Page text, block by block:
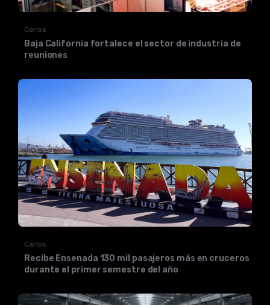
Carlos
Baja California fortalece el sector de industria de
reuniones
Carlos
Recibe Ensenada 130 mil pasajeros más en cruceros
durante el primer semestre del año